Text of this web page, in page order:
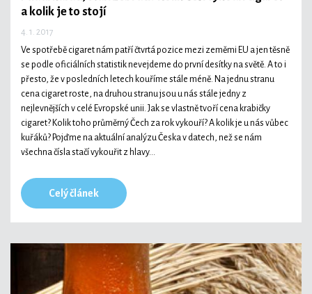
a kolik je to stojí
4. 1. 2017
Ve spotřebě cigaret nám patří čtvrtá pozice mezi zeměmi EU a jen těsně
se podle oficiálních statistik nevejdeme do první desítky na světě. A to i
přesto, že v posledních letech kouříme stále méně. Na jednu stranu
cena cigaret roste, na druhou stranu jsou u nás stále jedny z
nejlevnějších v celé Evropské unii. Jak se vlastně tvoří cena krabičky
cigaret? Kolik toho průměrný Čech za rok vykouří? A kolik je u nás vůbec
kuřáků? Pojďme na aktuální analýzu Česka v datech, než se nám
všechna čísla stačí vykouřit z hlavy…
Celý článek